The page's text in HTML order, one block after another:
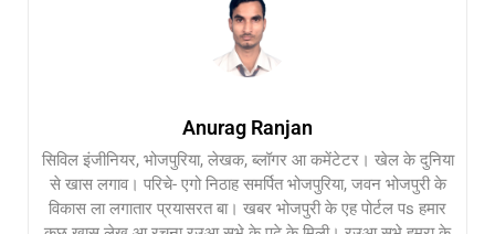
Anurag Ranjan
सिविल इंजीनियर, भोजपुरिया, लेखक, ब्लॉगर आ कमेंटेटर। खेल के दुनिया
से खास लगाव। परिचे- एगो निठाह समर्पित भोजपुरिया, जवन भोजपुरी के
विकास ला लगातार प्रयासरत बा। खबर भोजपुरी के एह पोर्टल पs हमार